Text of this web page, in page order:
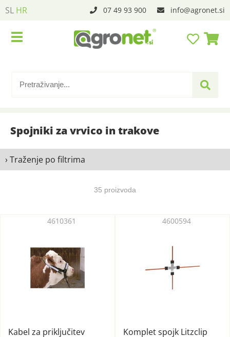
SL HR 07 49 93 900 info agronet.si
Spojniki za vrvico in trakove
› Traženje po filtrima
35 proizvoda
Kabel za priključitev
4610361
Komplet spojk Litzclip
4600594